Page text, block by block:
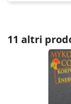
11 altri